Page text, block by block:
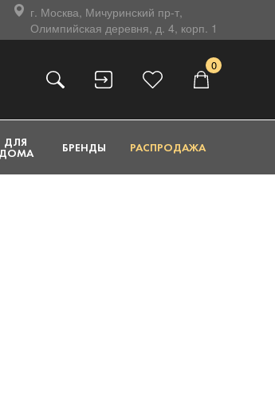
г. Москва, Мичуринский пр-т,
Олимпийская деревня, д. 4, корп. 1
0
ДЛЯ
ДОМА БРЕНДЫ РАСПРОДАЖА